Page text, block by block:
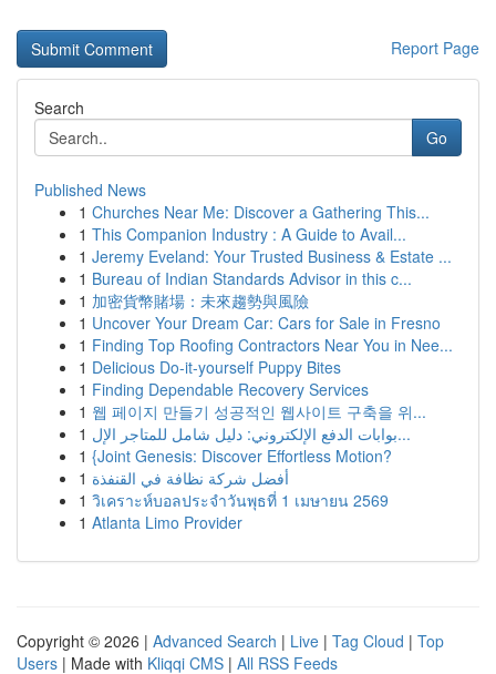
Report Page
Search
Go
Published News
1 Churches Near Me: Discover a Gathering This...
1 This Companion Industry : A Guide to Avail...
1 Jeremy Eveland: Your Trusted Business & Estate ...
1 Bureau of Indian Standards Advisor in this c...
1 加密貨幣賭場：未來趨勢與風險
1 Uncover Your Dream Car: Cars for Sale in Fresno
1 Finding Top Roofing Contractors Near You in Nee...
1 Delicious Do-it-yourself Puppy Bites
1 Finding Dependable Recovery Services
1 웹 페이지 만들기 성공적인 웹사이트 구축을 위...
1
بوابات الدفع الإلكتروني: دليل شامل للمتاجر الإل...
1 {Joint Genesis: Discover Effortless Motion?
1 أفضل شركة نظافة في القنفذة
1 วิเคราะห์บอลประจำวันพุธที่ 1 เมษายน 2569
1 Atlanta Limo Provider
Copyright © 2026 | Advanced Search | Live | Tag Cloud | Top
Users | Made with Kliqqi CMS | All RSS Feeds